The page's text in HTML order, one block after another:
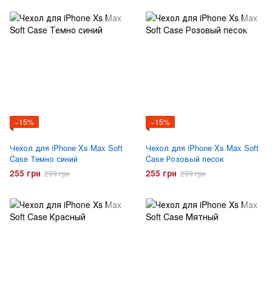
−15%
Чехол для iPhone Xs Max Soft
Case Темно синий
255 грн 299 грн
−15%
Чехол для iPhone Xs Max Soft
Case Розовый песок
255 грн 299 грн